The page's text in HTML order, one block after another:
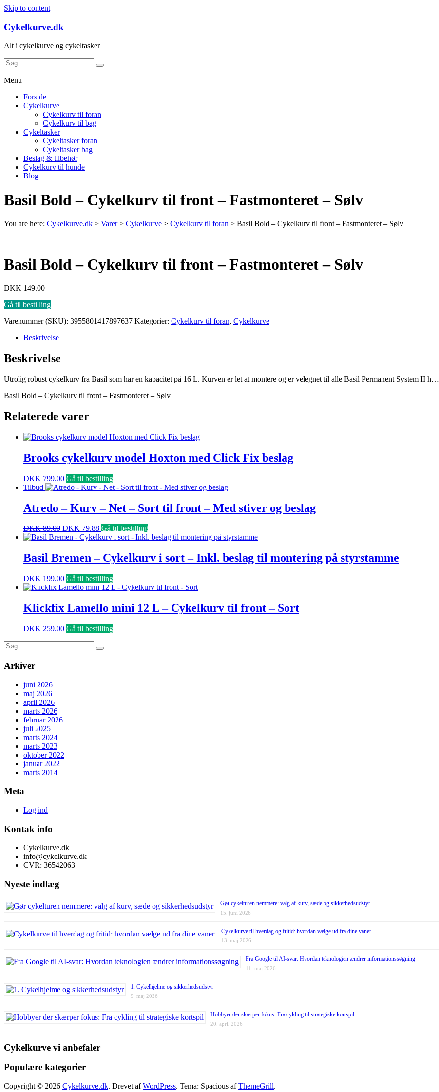
Skip to content
Cykelkurve.dk
Alt i cykelkurve og cykeltasker
Menu
Forside
Cykelkurve
Cykelkurv til foran
Cykelkurv til bag
Cykeltasker
Cykeltasker foran
Cykeltasker bag
Beslag & tilbehør
Cykelkurv til hunde
Blog
Basil Bold – Cykelkurv til front – Fastmonteret – Sølv
You are here: Cykelkurve.dk > Varer> Cykelkurve > Cykelkurv til foran > Basil Bold – Cykelkurv til front – Fastmonteret – Sølv
Basil Bold – Cykelkurv til front – Fastmonteret – Sølv
DKK 149.00
Gå til bestilling
Varenummer (SKU): 3955801417897637 Kategorier: Cykelkurv til foran, Cykelkurve
Beskrivelse
Beskrivelse
Utrolig robust cykelkurv fra Basil som har en kapacitet på 16 L. Kurven er let at montere og er velegnet til alle Basil Permanent System II h…
Basil Bold – Cykelkurv til front – Fastmonteret – Sølv
Relaterede varer
Brooks cykelkurv model Hoxton med Click Fix beslag
DKK 799.00 Gå til bestilling
Tilbud
Atredo – Kurv – Net – Sort til front – Med stiver og beslag
DKK89.00 DKK 79.88 Gå til bestilling
Basil Bremen – Cykelkurv i sort – Inkl. beslag til montering på styrstamme
DKK 199.00 Gå til bestilling
Klickfix Lamello mini 12 L – Cykelkurv til front – Sort
DKK 259.00 Gå til bestilling
Arkiver
juni 2026
maj 2026
april 2026
marts 2026
februar 2026
juli 2025
marts 2024
marts 2023
oktober 2022
januar 2022
marts 2014
Meta
Log ind
Kontak info
Cykelkurve.dk
info@cykelkurve.dk
CVR: 36542063
Nyeste indlæg
Gør cykelturen nemmere: valg af kurv, sæde og sikkerhedsudstyr
15. juni 2026
Cykelkurve til hverdag og fritid: hvordan vælge ud fra dine vaner
13. maj 2026
Fra Google til AI-svar: Hvordan teknologien ændrer informationssøgning
11. maj 2026
1. Cykelhjelme og sikkerhedsudstyr
9. maj 2026
Hobbyer der skærper fokus: Fra cykling til strategiske kortspil
20. april 2026
Cykelkurve vi anbefaler
Populære kategorier
Copyright © 2026 Cykelkurve.dk. Drevet afWordPress. Tema: Spacious afThemeGrill.